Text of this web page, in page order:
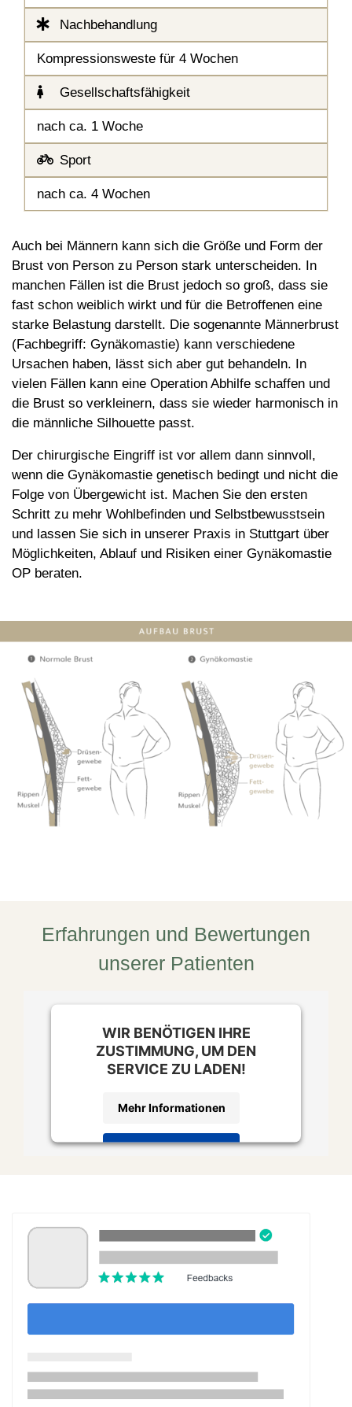
Nachbehandlung
Kompressionsweste für 4 Wochen
Gesellschaftsfähigkeit
nach ca. 1 Woche
Sport
nach ca. 4 Wochen
Auch bei Männern kann sich die Größe und Form der
Brust von Person zu Person stark unterscheiden. In
manchen Fällen ist die Brust jedoch so groß, dass sie
fast schon weiblich wirkt und für die Betroffenen eine
starke Belastung darstellt. Die sogenannte Männerbrust
(Fachbegriff: Gynäkomastie) kann verschiedene
Ursachen haben, lässt sich aber gut behandeln. In
vielen Fällen kann eine Operation Abhilfe schaffen und
die Brust so verkleinern, dass sie wieder harmonisch in
die männliche Silhouette passt.
Der chirurgische Eingriff ist vor allem dann sinnvoll,
wenn die Gynäkomastie genetisch bedingt und nicht die
Folge von Übergewicht ist. Machen Sie den ersten
Schritt zu mehr Wohlbefinden und Selbstbewusstsein
und lassen Sie sich in unserer Praxis in Stuttgart über
Möglichkeiten, Ablauf und Risiken einer Gynäkomastie
OP beraten.
Erfahrungen und Bewertungen
unserer Patienten
WIR BENÖTIGEN IHRE
ZUSTIMMUNG, UM DEN
SERVICE ZU LADEN!
Mehr Informationen
Akzeptieren